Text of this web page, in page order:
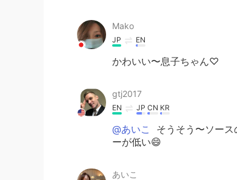
Mako
JP EN
かわいい〜息子ちゃん♡
gtj2017
EN JP CN KR
@あいこ
そうそう〜ソー
ーが低い😄
あいこ